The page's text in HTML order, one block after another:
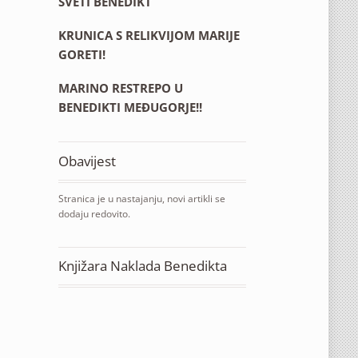
KRUNICA S RELIKVIJOM MARIJE
GORETI!
MARINO RESTREPO U
BENEDIKTI MEĐUGORJE!!
Obavijest
Stranica je u nastajanju, novi artikli se
dodaju redovito.
Knjižara Naklada Benedikta